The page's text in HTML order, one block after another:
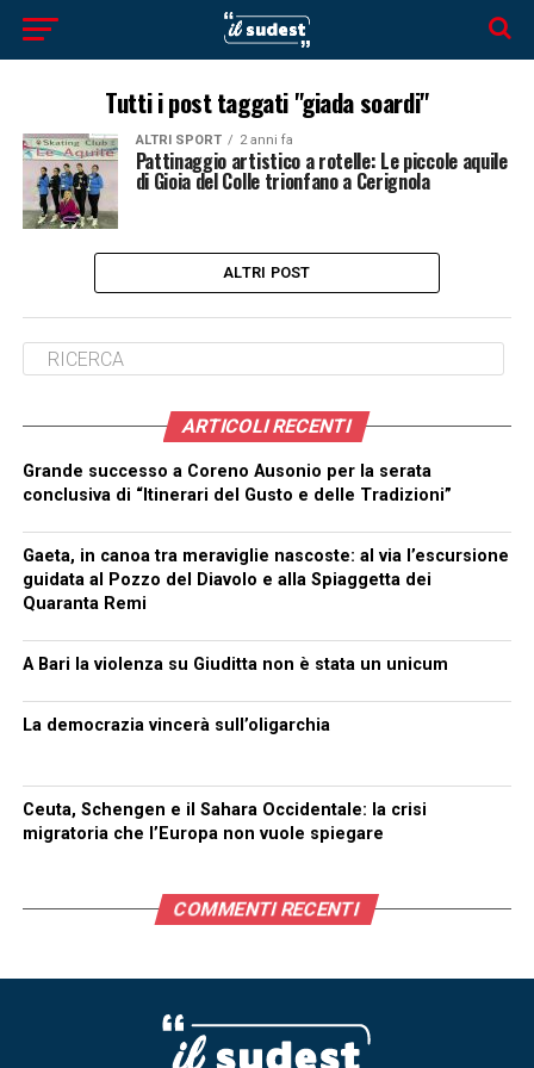
Tutti i post taggati "giada soardi"
ALTRI SPORT 2 anni fa
Pattinaggio artistico a rotelle: Le piccole aquile
di Gioia del Colle trionfano a Cerignola
ALTRI POST
ARTICOLI RECENTI
Grande successo a Coreno Ausonio per la serata
conclusiva di “Itinerari del Gusto e delle Tradizioni”
Gaeta, in canoa tra meraviglie nascoste: al via l’escursione
guidata al Pozzo del Diavolo e alla Spiaggetta dei
Quaranta Remi
A Bari la violenza su Giuditta non è stata un unicum
La democrazia vincerà sull’oligarchia
Ceuta, Schengen e il Sahara Occidentale: la crisi
migratoria che l’Europa non vuole spiegare
COMMENTI RECENTI